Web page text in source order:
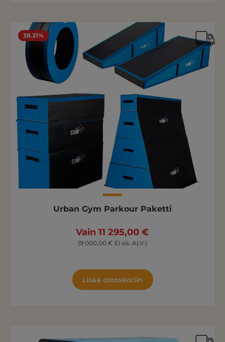
38.31%
Urban Gym Parkour Paketti
Vain 11 295,00 €
(9 000,00 € Ei sis. ALV )
Lisää ostoskoriin